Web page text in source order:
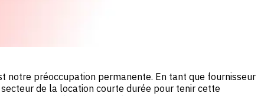
notre préoccupation permanente. En tant que fournisseur
de la location courte durée pour tenir cette